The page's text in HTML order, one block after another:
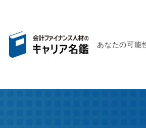
あなたの可能